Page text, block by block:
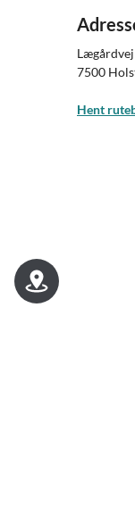
7500
Hent